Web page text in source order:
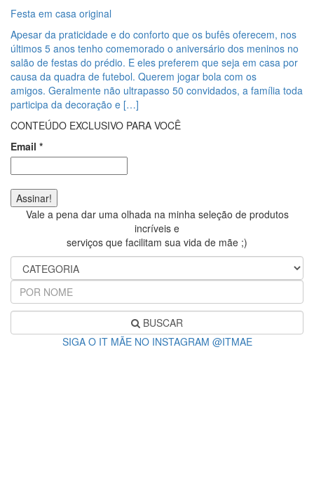
Festa em casa original
Apesar da praticidade e do conforto que os bufês oferecem, nos
últimos 5 anos tenho comemorado o aniversário dos meninos no
salão de festas do prédio. E eles preferem que seja em casa por
causa da quadra de futebol. Querem jogar bola com os
amigos. Geralmente não ultrapasso 50 convidados, a família toda
participa da decoração e […]
CONTEÚDO EXCLUSIVO PARA VOCÊ
Email *
Vale a pena dar uma olhada na minha seleção de produtos
incríveis e
serviços que facilitam sua vida de mãe ;)
BUSCAR
SIGA O IT MÃE NO INSTAGRAM @ITMAE